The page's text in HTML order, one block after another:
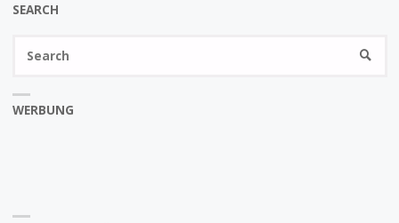
SEARCH
WERBUNG